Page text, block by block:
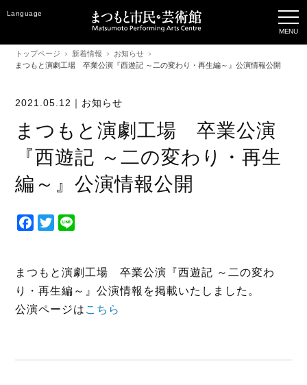
Language
トップページ 新着情報
お知らせ
まつもと演劇工場 卒業公演『西遊記 ～二の変わり・再生編～』公演情報公開
2021.05.12｜ お知らせ
まつもと演劇工場 卒業公演
『西遊記 ～二の変わり・再生
編～』公演情報公開
F
e
b
o
T
t
t
e
まつもと演劇工場 卒業公演『西遊記 ～二の変わ
り・再生編～』公演情報を掲載いたしました。
公演ページは こちら